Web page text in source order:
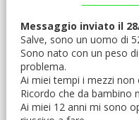
Messaggio inviato il
Salve, sono un uomo di
Sono nato con un peso
problema.
Ai miei tempi i mezzi
Ricordo che da bambino
Ai miei 12 anni mi sono